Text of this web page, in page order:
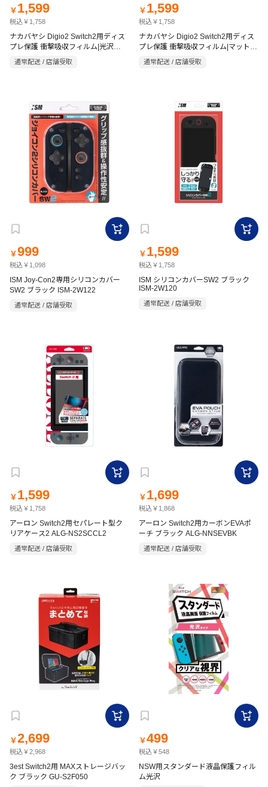
￥ 1,599
税込￥1,758
ナカバヤシ Digio2 Switch2用ディス
プレ保護 衝撃吸収フィルム|光沢
通常配送 / 店舗受取
￥ 1,599
税込￥1,758
ナカバヤシ Digio2 Switch2用ディス
プレ保護 衝撃吸収フィルム|マット
通常配送 / 店舗受取
￥999
税込￥1,098
ISM Joy-Con2専用シリコンカバー
SW2 ブラック ISM-2W122
通常配送 / 店舗受取
￥ 1,599
税込￥1,758
ISM シリコンカバーSW2 ブラック
ISM-2W120
通常配送 / 店舗受取
￥ 1,599
税込￥1,758
アーロン Switch2用セパレート型ク
リアケース2 ALG-NS2SCCL2
通常配送 / 店舗受取
￥ 1,699
税込￥1,868
アーロン Switch2用カーボンEVAポ
ーチ ブラック ALG-NNSEVBK
通常配送 / 店舗受取
￥2,699
税込￥2,968
3est Switch2用 MAXストレージバッ
ク ブラック GU-S2F050
￥499
税込￥548
NSW用スタンダード液晶保護フィル
ム光沢